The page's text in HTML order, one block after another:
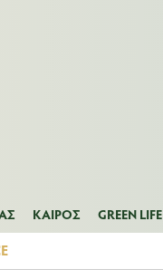
ΚΑΙΡΟΣ GREEN LIFE